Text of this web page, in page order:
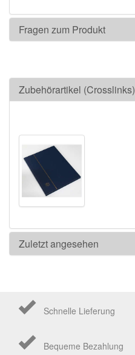
Fragen zum Produkt
Zubehörartikel (Crosslinks)
Zuletzt angesehen
Schnelle Lieferung
Bequeme Bezahlung